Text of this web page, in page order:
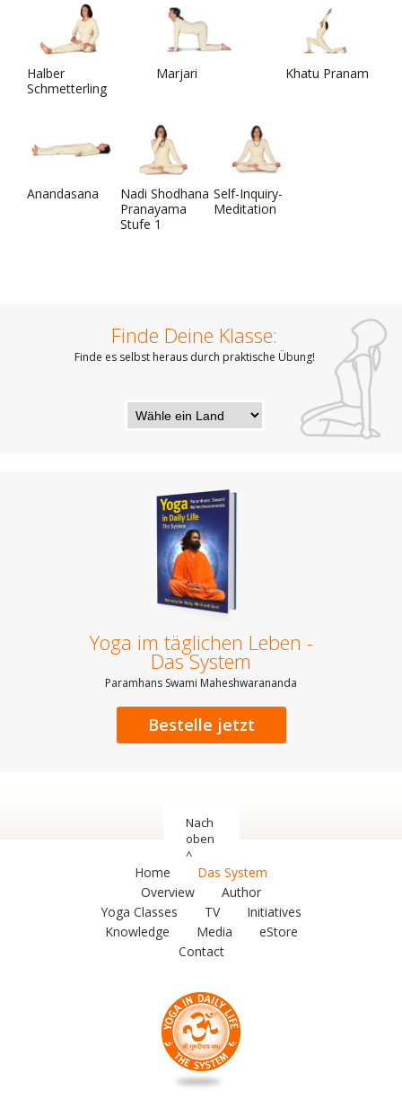
Halber
Schmetterling
Marjari Khatu Pranam
Anandasana
Nadi Shodhana
Pranayama
Stufe 1
Self-Inquiry-
Meditation
Finde Deine Klasse:
Finde es selbst heraus durch praktische Übung!
Yoga im täglichen Leben -
Das System
Paramhans Swami Maheshwarananda
Bestelle jetzt
Nach
oben
^
Home
Das System
Overview
Author
Yoga Classes
TV
Initiatives
Knowledge
Media
eStore
Contact